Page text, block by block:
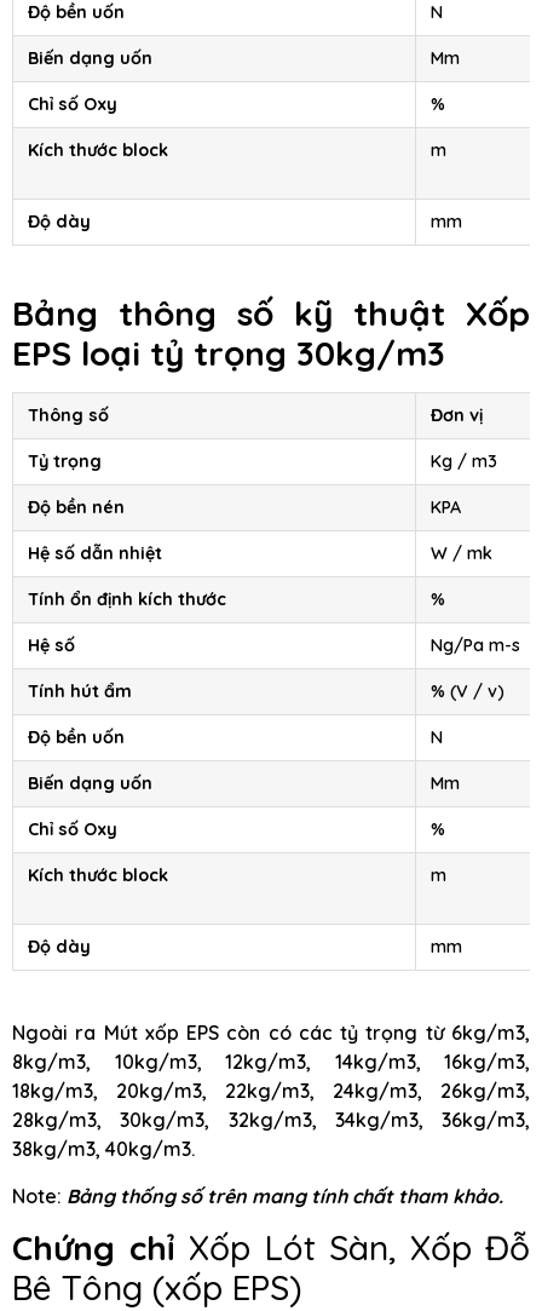
Độ bền uốn N
Biến dạng uốn Mm
Chỉ số Oxy %
Kích thước block m
Độ dày mm
Bảng thông số kỹ thuật Xốp
EPS loại tỷ trọng 30kg/m3
Thông số Đơn vị
Tỷ trọng Kg / m3
Độ bền nén KPA
Hệ số dẫn nhiệt W / mk
Tính ổn định kích thước %
Hệ số Ng/Pa m-s
Tính hút ẩm % (V / v)
Độ bền uốn N
Biến dạng uốn Mm
Chỉ số Oxy %
Kích thước block m
Độ dày mm
Ngoài ra Mút xốp EPS còn có các tỷ trọng từ 6kg/m3,
8kg/m3, 10kg/m3, 12kg/m3, 14kg/m3, 16kg/m3,
18kg/m3, 20kg/m3, 22kg/m3, 24kg/m3, 26kg/m3,
28kg/m3, 30kg/m3, 32kg/m3, 34kg/m3, 36kg/m3,
38kg/m3, 40kg/m3.
Note: Bảng thống số trên mang tính chất tham khảo.
Chứng chỉ Xốp Lót Sàn, Xốp Đỗ
Bê Tông (xốp EPS)